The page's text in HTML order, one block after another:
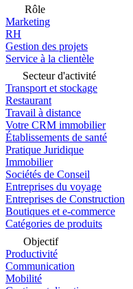
Rôle
Marketing
RH
Gestion des projets
Service à la clientèle
Secteur d'activité
Transport et stockage
Restaurant
Travail à distance
Votre CRM immobilier
Établissements de santé
Pratique Juridique
Immobilier
Sociétés de Conseil
Entreprises du voyage
Entreprises de Construction
Boutiques et e-commerce
Catégories de produits
Objectif
Productivité
Communication
Mobilité